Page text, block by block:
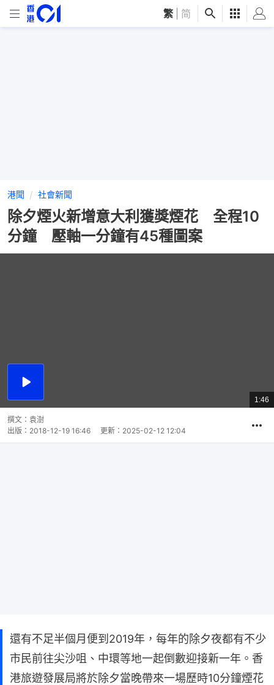
繁 简
港聞 社會新聞
除夕煙火新增意大利獲獎煙花 全程10
分鐘 壓軸一分鐘有45種圖案
播
總
共
1:46
撰文： 袁澍
出版： 2018-12-19 16:46 更新： 2025-02-12 12:04
還有不足半個月便到2019年，每年的除夕夜都有不少
市民前往尖沙咀、中環等地一起倒數迎接新一年。香
港旅遊發展局將於除夕當晚帶來一場歷時10分鐘煙花